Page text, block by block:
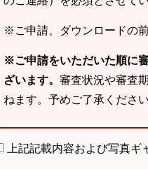
※ご申請、ダウンロードの
※ご申請をいただいた順に
ざいます。 審査状況や審査
ねます。予めご了承ください
上記記載内容および写真ギ